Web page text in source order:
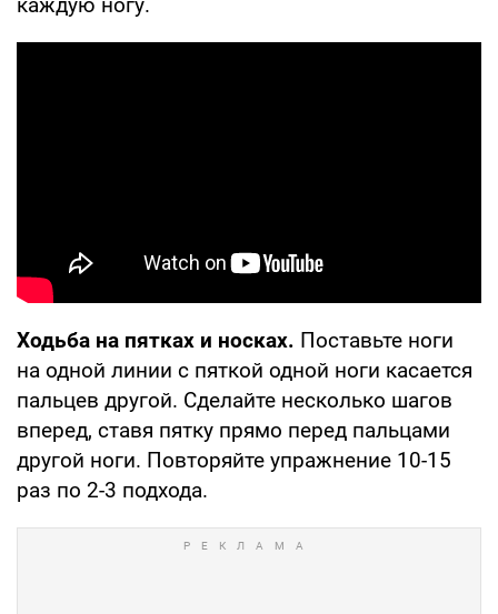
Ходьба на пятках и носках. Поставьте ноги
на одной линии с пяткой одной ноги касается
пальцев другой. Сделайте несколько шагов
вперед, ставя пятку прямо перед пальцами
другой ноги. Повторяйте упражнение 10-15
раз по 2-3 подхода.